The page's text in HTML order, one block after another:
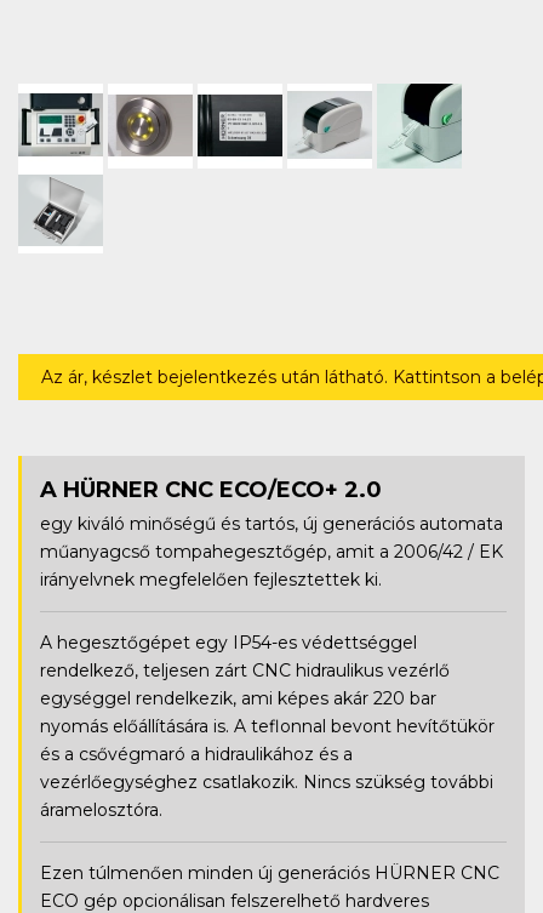
Az ár, készlet bejelentkezés után látható. Kattintson a
A HÜRNER CNC ECO/ECO+ 2.0
egy kiváló minőségű és tartós, új generációs automata
műanyagcső tompahegesztőgép, amit a 2006/42 / EK
irányelvnek megfelelően fejlesztettek ki.
A hegesztőgépet egy IP54-es védettséggel
rendelkező, teljesen zárt CNC hidraulikus vezérlő
egységgel rendelkezik, ami képes akár 220 bar
nyomás előállítására is. A teflonnal bevont hevítőtükör
és a csővégmaró a hidraulikához és a
vezérlőegységhez csatlakozik. Nincs szükség további
áramelosztóra.
Ezen túlmenően minden új generációs HÜRNER CNC
ECO gép opcionálisan felszerelhető hardveres